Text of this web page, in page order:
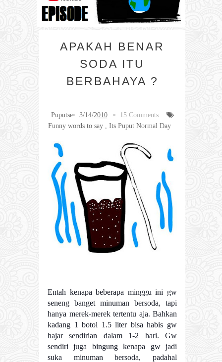
APAKAH BENAR
SODA ITU
BERBAHAYA ?
Puputse 3/14/2010
15 Comments
Funny words to say, Its Puput Normal Day
Entah kenapa beberapa minggu ini gw
seneng banget minuman bersoda, tapi
hanya merek-merek tertentu aja. Bahkan
kadang 1 botol 1.5 liter bisa habis gw
hajar sendirian dalam 1-2 hari. Gw
sendiri juga bingung kenapa gw jadi
suka minuman bersoda, padahal